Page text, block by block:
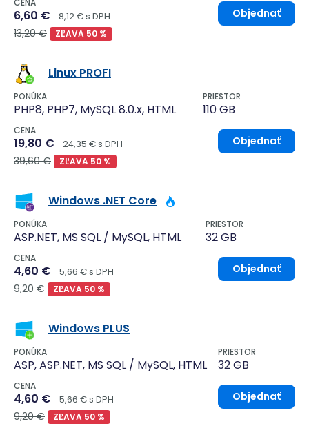
6,60 € 8,12 € s DPH
13,20 € ZĽAVA 50 %
Objednať
Linux PROFI
PONÚKA
PHP8, PHP7, MySQL 8.0.x, HTML
PRIESTOR
110 GB
CENA
19,80 € 24,35 € s DPH
39,60 € ZĽAVA 50 %
Objednať
Windows .NET Core
PONÚKA
ASP.NET, MS SQL / MySQL, HTML
PRIESTOR
32 GB
CENA
4,60 € 5,66 € s DPH
9,20 € ZĽAVA 50 %
Objednať
Windows PLUS
PONÚKA
ASP, ASP.NET, MS SQL / MySQL, HTML
PRIESTOR
32 GB
CENA
4,60 € 5,66 € s DPH
9,20 € ZĽAVA 50 %
Objednať